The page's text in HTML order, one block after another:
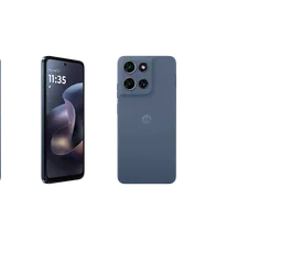
a column of small thumbnails. Selecting a